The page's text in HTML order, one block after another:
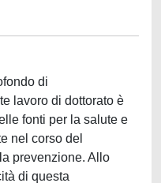
di
lavoro di dottorato è
fonti per la salute e
nel corso del
prevenzione. Allo
di questa